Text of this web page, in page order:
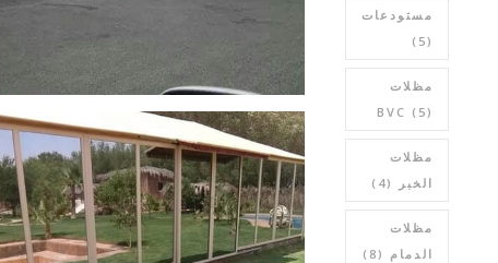
مستودعات
(5)
مظلات
BVC (5)
مظلات
الخبر
(4)
مظلات
الدمام (8)